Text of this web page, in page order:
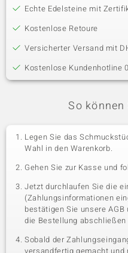
Echte Edelsteine mit
Kostenlose Retoure
Versicherter Versand mit
Kostenlose Kundenhotline
So
Legen Sie das
Wahl in den Warenkorb.
Gehen Sie zur Kasse und
Jetzt durchlaufen Sie die
(Zahlungsinformationen
bestätigen Sie unsere
die Bestellung abschließen
Sobald der